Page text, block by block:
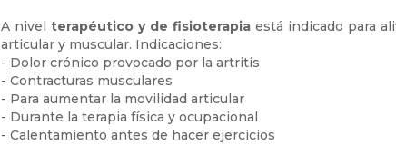
A nivelterapéutico y de fisioterapia está indicado para
articular y muscular. Indicaciones:
- Dolor crónico provocado por la artritis
- Contracturas musculares
- Para aumentar la movilidad articular
- Durante la terapia física y ocupacional
- Calentamiento antes de hacer ejercicios